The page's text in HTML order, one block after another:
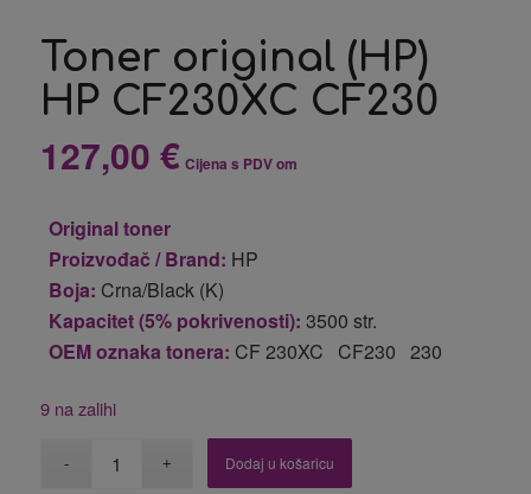
Toner original (HP)
HP CF230XC CF230
127,00 € Cijena s PDV om
Original toner
Proizvođač / Brand: HP
Boja: Crna/Black (K)
Kapacitet (5% pokrivenosti): 3500 str.
OEM oznaka tonera: CF 230XC CF230 230
9 na zalihi
Dodaj u košaricu